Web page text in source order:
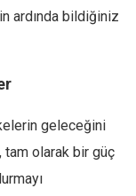
ardında bildiğiniz
geleceğini
tam olarak bir güç